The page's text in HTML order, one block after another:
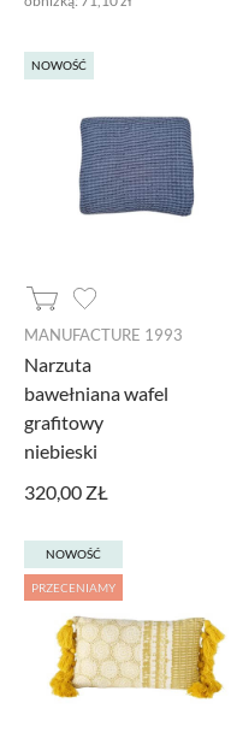
NOWOŚĆ
MANUFACTURE 1993
Narzuta
bawełniana wafel
grafitowy
niebieski
320,00 ZŁ
NOWOŚĆ
PRZECENIAMY